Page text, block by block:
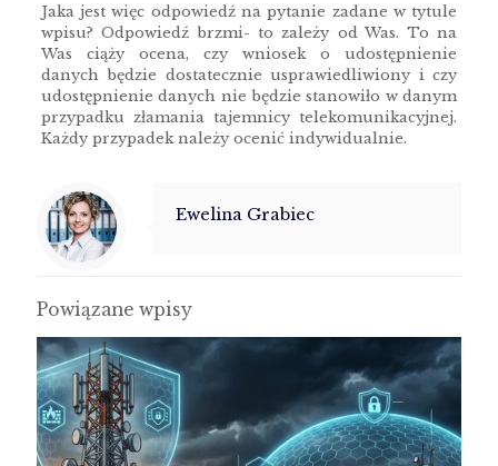
Jaka jest więc odpowiedź na pytanie zadane w tytule
wpisu? Odpowiedź brzmi- to zależy od Was. To na
Was ciąży ocena, czy wniosek o udostępnienie
danych będzie dostatecznie usprawiedliwiony i czy
udostępnienie danych nie będzie stanowiło w danym
przypadku złamania tajemnicy telekomunikacyjnej.
Każdy przypadek należy ocenić indywidualnie.
Ewelina Grabiec
Powiązane wpisy